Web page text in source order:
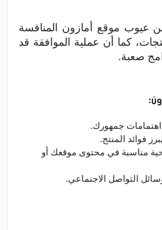
عيوب موقع أمازون المنافسة
كما أن عملية الموافقة قد
صعبة.
جمهورك.
فوائد المنتج.
مناسبة في محتوى موقعك أو
التواصل الاجتماعي.